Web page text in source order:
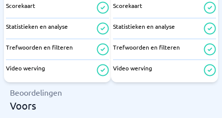
Scorekaart
Statistieken en analyse
Trefwoorden en filteren
Video werving
Scorekaart
Statistieken en analyse
Trefwoorden en filteren
Video werving
Beoordelingen
Voors